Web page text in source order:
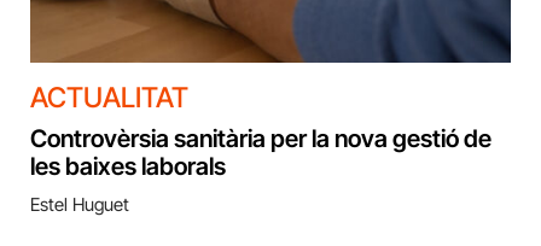
ACTUALITAT
Controvèrsia sanitària per la nova gestió de
les baixes laborals
Estel Huguet